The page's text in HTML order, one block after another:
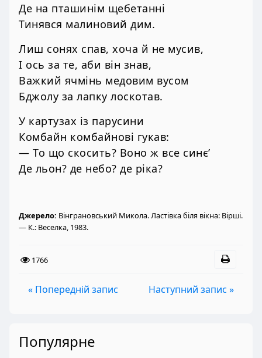
Де на пташинім щебетанні
Тинявся малиновий дим.
Лиш сонях спав, хоча й не мусив,
І ось за те, аби він знав,
Важкий ячмінь медовим вусом
Бджолу за лапку лоскотав.
У картузах із парусини
Комбайн комбайнові гукав:
— То що скосить? Воно ж все синє’
Де льон? де небо? де ріка?
Джерело: Вінграновський Микола. Ластівка біля вікна: Вірші.
— К.: Веселка, 1983.
1766
« Попередній запис Наступний запис »
Популярне